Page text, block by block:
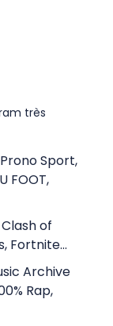
très
Sport,
FOOT,
Clash of
Fortnite...
Archive
Rap,